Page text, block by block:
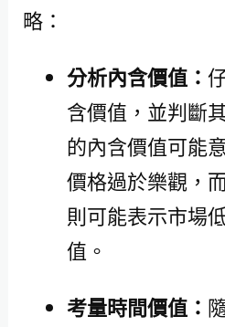
略：
分析內含價值：
含價值，並判斷
的內含價值可能
價格過於樂觀，
則可能表示市場
值。
考量時間價值：